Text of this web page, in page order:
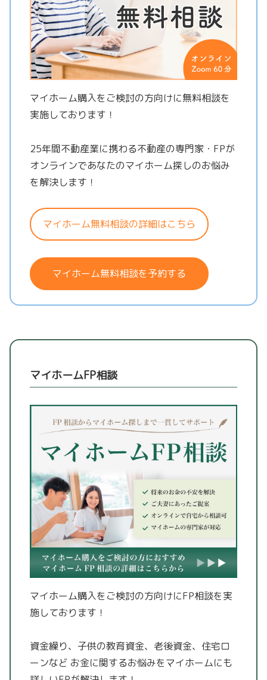
マイホーム購入をご検討の方向けに無料相談を
実施しております！
25年間不動産業に携わる不動産の専門家・FPが
オンラインであなたのマイホーム探しのお悩み
を解決します！
マイホーム無料相談の詳細はこちら
マイホーム無料相談を予約する
マイホームFP相談
マイホーム購入をご検討の方向けにFP相談を実
施しております！
資金繰り、子供の教育資金、老後資金、住宅ロ
ーンなど お金に関するお悩みをマイホームにも